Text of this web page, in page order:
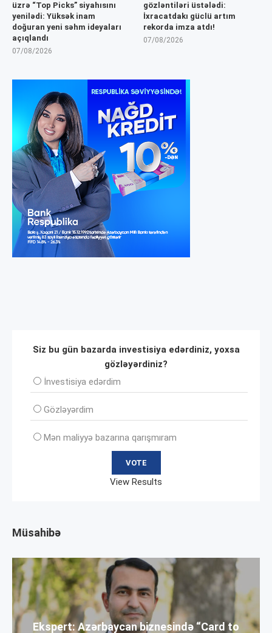
üzrə “Top Picks” siyahısını
yenilədi: Yüksək inam
doğuran yeni səhm ideyaları
açıqlandı
07/08/2026
gözləntiləri üstələdi:
İxracatdakı güclü artım
rekorda imza atdı!
07/08/2026
Siz bu gün bazarda investisiya edərdiniz, yoxsa
gözləyərdiniz?
İnvеstisiya edərdim
Gözləyərdim
Mən maliyyə bazarına qarışmıram
View Results
Müsahibə
Ekspert: Azərbaycan biznesində “Card to